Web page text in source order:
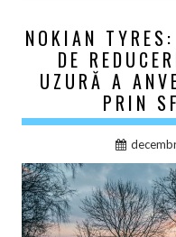
NOKIAN
DE
UZURĂ A
PRIN